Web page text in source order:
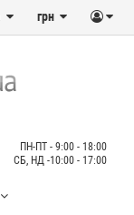
грн
ПН-ПТ - 9:00 - 18:00
СБ, НД -10:00 - 17:00